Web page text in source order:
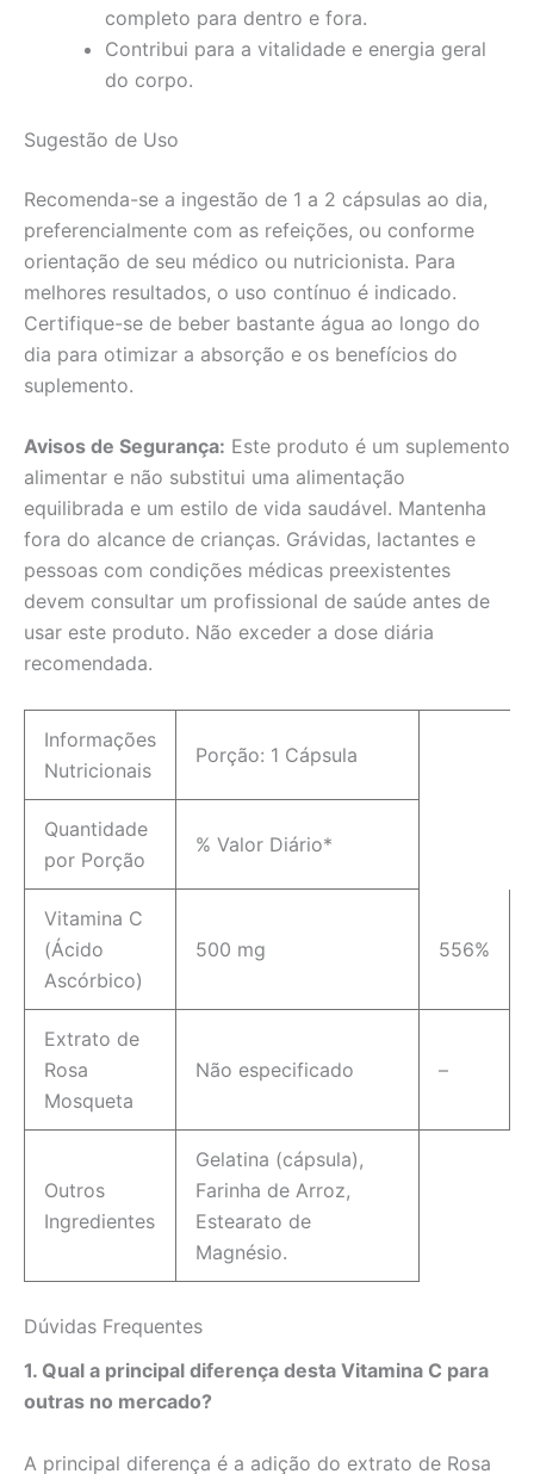
completo para dentro e fora.
Contribui para a vitalidade e energia geral
do corpo.
Sugestão de Uso
Recomenda-se a ingestão de 1 a 2 cápsulas ao dia,
preferencialmente com as refeições, ou conforme
orientação de seu médico ou nutricionista. Para
melhores resultados, o uso contínuo é indicado.
Certifique-se de beber bastante água ao longo do
dia para otimizar a absorção e os benefícios do
suplemento.
Avisos de Segurança: Este produto é um suplemento
alimentar e não substitui uma alimentação
equilibrada e um estilo de vida saudável. Mantenha
fora do alcance de crianças. Grávidas, lactantes e
pessoas com condições médicas preexistentes
devem consultar um profissional de saúde antes de
usar este produto. Não exceder a dose diária
recomendada.
Informações
Nutricionais
Porção: 1 Cápsula
Quantidade
por Porção
% Valor Diário*
Vitamina C
(Ácido
Ascórbico)
500 mg 556%
Extrato de
Rosa
Mosqueta
Não especificado –
Outros
Ingredientes
Gelatina (cápsula),
Farinha de Arroz,
Estearato de
Magnésio.
Dúvidas Frequentes
1. Qual a principal diferença desta Vitamina C para
outras no mercado?
A principal diferença é a adição do extrato de Rosa